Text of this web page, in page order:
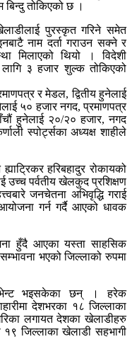
बिन्दु तोकिएको छ ।
पुरस्कृत गरिने समेत
नाम दर्ता गराउन सक्ने र
मिलाएको थियो । विदेशी
३ हजार शुल्क तोकिएको
र मेडल, द्वितीय हुनेलाई
५० हजार नगद, प्रमाणपत्र
हुनेलाई २०/२० हजार, नगद
स्पोर्ट्सका अध्यक्ष शाहीले
हरिबहादुर रोकायको
उच्च पर्वतीय खेलकुद प्रशिक्षण
जनचेतना अभिवृद्धि गराई
गर्न गर्दै आएको धावक
हुँदै आएका यस्ता साहसिक
भएको जिल्लाको रुपमा
इभेन्ट भइसकेका छन् । हरेक
देशभरका १८ जिल्लाका
लगायत देशका खेलाडीहरु
१९ जिल्लाका खेलाडी सहभागी